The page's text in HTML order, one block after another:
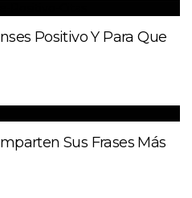
Positivo Y Para Que
Sus Frases Más